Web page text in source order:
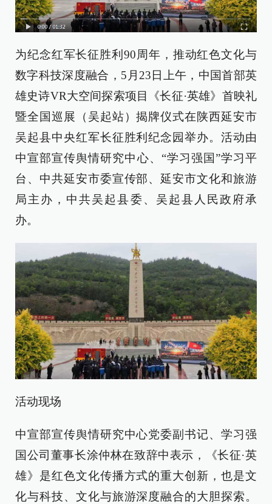
为纪念红军长征胜利90周年，推动红色文化与
数字科技深度融合，5月23日上午，中国首部英
雄史诗VR大空间探索项目《长征·英雄》首映礼
暨全国巡展（吴起站）揭牌仪式在陕西延安市
吴起县中央红军长征胜利纪念园举办。活动由
中宣部宣传舆情研究中心、“学习强国”学习平
台、中共延安市委宣传部、延安市文化和旅游
局主办，中共吴起县委、吴起县人民政府承
办。
活动现场
中宣部宣传舆情研究中心党委副书记、学习强
国公司董事长涂仲林在致辞中表示，《长征·英
雄》是红色文化传播方式的重大创新，也是文
化与科技、文化与旅游深度融合的大胆探索。